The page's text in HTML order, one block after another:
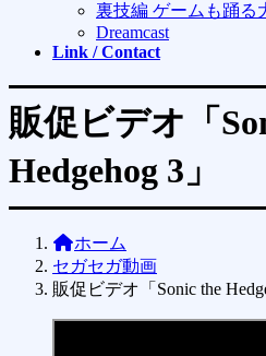
裏技編 ゲームも踊る
Dreamcast
Link / Contact
販促ビデオ「
Hedgehog 3」
ホーム
セガセガ動画
販促ビデオ「Sonic the